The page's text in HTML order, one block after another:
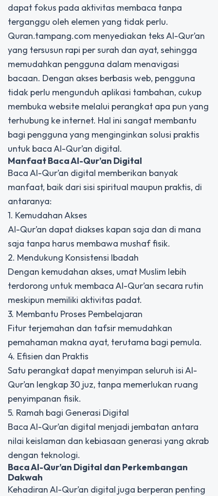
dapat fokus pada aktivitas membaca tanpa
terganggu oleh elemen yang tidak perlu.
Quran.tampang.com menyediakan teks Al-Qur’an
yang tersusun rapi per surah dan ayat, sehingga
memudahkan pengguna dalam menavigasi
bacaan. Dengan akses berbasis web, pengguna
tidak perlu mengunduh aplikasi tambahan, cukup
membuka website melalui perangkat apa pun yang
terhubung ke internet. Hal ini sangat membantu
bagi pengguna yang menginginkan solusi praktis
untuk baca Al-Qur’an digital.
Manfaat BacaAl-Qur’an Digital
Baca Al-Qur’an digital memberikan banyak
manfaat, baik dari sisi spiritual maupun praktis, di
antaranya:
1. Kemudahan Akses
Al-Qur’an dapat diakses kapan saja dan di mana
saja tanpa harus membawa mushaf fisik.
2. Mendukung Konsistensi Ibadah
Dengan kemudahan akses, umat Muslim lebih
terdorong untuk membaca Al-Qur’an secara rutin
meskipun memiliki aktivitas padat.
3. Membantu Proses Pembelajaran
Fitur terjemahan dan tafsir memudahkan
pemahaman makna ayat, terutama bagi pemula.
4. Efisien dan Praktis
Satu perangkat dapat menyimpan seluruh isi Al-
Qur’an lengkap 30 juz, tanpa memerlukan ruang
penyimpanan fisik.
5. Ramah bagi Generasi Digital
Baca Al-Qur’an digital menjadi jembatan antara
nilai keislaman dan kebiasaan generasi yang akrab
dengan teknologi.
Baca Al-Qur’an Digital dan Perkembangan
Dakwah
Kehadiran Al-Qur’an digital juga berperan penting